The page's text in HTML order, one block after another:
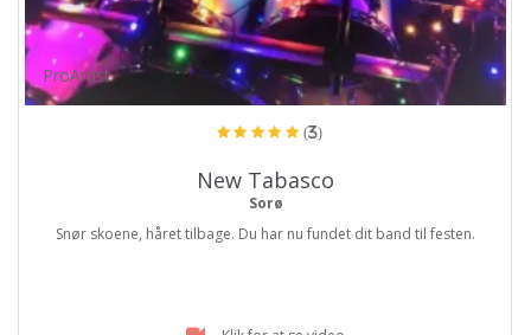
ProArtist
(3)
New Tabasco
Sorø
Snør skoene, håret tilbage. Du har nu fundet dit band til festen.